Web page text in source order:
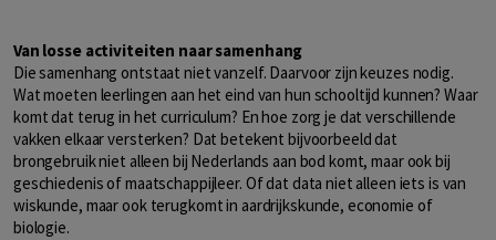
Van losse activiteiten naar samenhang
Die samenhang ontstaat niet vanzelf. Daarvoor zijn keuzes nodig.
Wat moeten leerlingen aan het eind van hun schooltijd kunnen? Waar
komt dat terug in het curriculum? En hoe zorg je dat verschillende
vakken elkaar versterken? Dat betekent bijvoorbeeld dat
brongebruik niet alleen bij Nederlands aan bod komt, maar ook bij
geschiedenis of maatschappijleer. Of dat data niet alleen iets is van
wiskunde, maar ook terugkomt in aardrijkskunde, economie of
biologie.